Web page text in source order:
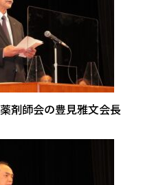
剤師会の豊見雅文会長